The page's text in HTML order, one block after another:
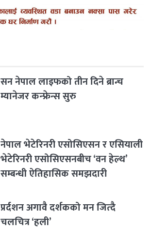
सन नेपाल लाइफको तीन दिने ब्रान्च
म्यानेजर कन्फ्रेन्स सुरु
नेपाल भेटेरिनरी एसोसिएसन र एसियाली
भेटेरिनरी एसोसिएसनबीच ‘वन हेल्थ’
सम्बन्धी ऐतिहासिक समझदारी
प्रर्दशन अगावै दर्शकको मन जित्दै
चलचित्र ‘हली’